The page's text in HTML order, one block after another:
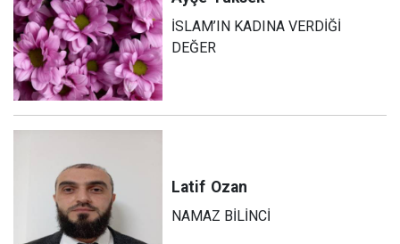
İSLAM’IN KADINA VERDİĞİ
DEĞER
Latif Ozan
NAMAZ BİLİNCİ